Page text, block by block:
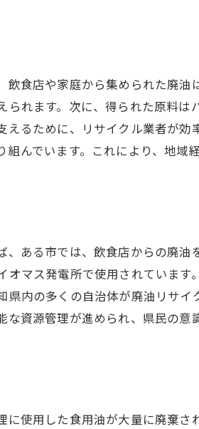
食店や家庭から集められた廃油
れます。次に、得られた原料は
るために、リサイクル業者が効
んでいます。これにより、地域
ある市では、飲食店からの廃油
マス発電所で使用されています
県内の多くの自治体が廃油リサイ
資源管理が進められ、県民の意
使用した食用油が大量に廃棄さ